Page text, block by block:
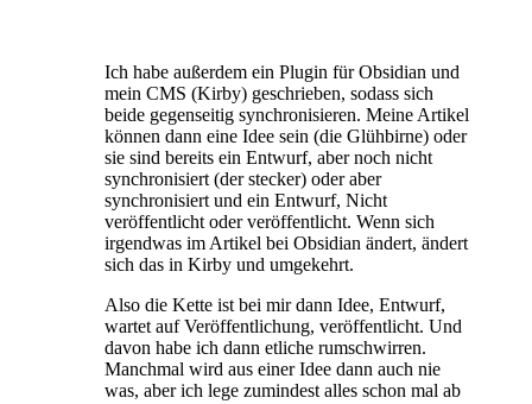
Ich habe außerdem ein Plugin für Obsidian und
mein CMS (Kirby) geschrieben, sodass sich
beide gegenseitig synchronisieren. Meine Artikel
können dann eine Idee sein (die Glühbirne) oder
sie sind bereits ein Entwurf, aber noch nicht
synchronisiert (der stecker) oder aber
synchronisiert und ein Entwurf, Nicht
veröffentlicht oder veröffentlicht. Wenn sich
irgendwas im Artikel bei Obsidian ändert, ändert
sich das in Kirby und umgekehrt.
Also die Kette ist bei mir dann Idee, Entwurf,
wartet auf Veröffentlichung, veröffentlicht. Und
davon habe ich dann etliche rumschwirren.
Manchmal wird aus einer Idee dann auch nie
was, aber ich lege zumindest alles schon mal ab